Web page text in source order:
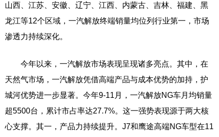
山西、江苏、安徽、辽宁、江西、内蒙古、吉林、福建、黑
龙江等12个区域，一汽解放终端销量均位列行业第一，市场
渗透力持续深化。
今年以来，一汽解放市场表现呈现诸多亮点。其中，在
天然气市场，一汽解放凭借高端产品与成本优势的加持，护
城河优势进一步显著。今年9-11月，一汽解放NG车月均销量
超5500台，累计市占率达27.7%。这一强势表现源于两大核
心支撑。其一，产品力持续提升。J7和鹰途高端NG车型在11